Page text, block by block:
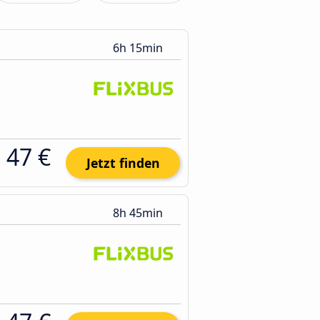
6h 15min
47 € Jetzt finden
8h 45min